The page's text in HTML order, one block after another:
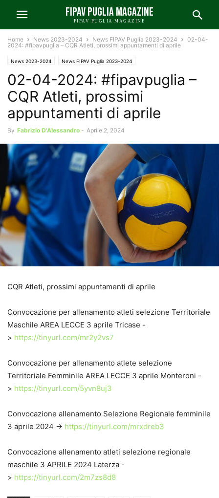
FIPAV PUGLIA MAGAZINE
FIPAV PUGLIA MAGAZINE
Home News 2023-2024 News FIPAV Puglia 2023-2024
02-04-
2024: #fipavpuglia – CQR Atleti, prossimi appuntamenti di aprile
News 2023-2024 News FIPAV Puglia 2023-2024
02-04-2024: #fipavpuglia –
CQR Atleti, prossimi
appuntamenti di aprile
By Fabrizio D'Alessandro - Aprile 2, 2024
CQR Atleti, prossimi appuntamenti di aprile
Convocazione per allenamento atleti selezione Territoriale
Maschile AREA LECCE 3 aprile Tricase -
> https://tinyurl.com/mr2y2vs7
Convocazione per allenamento atlete selezione
Territoriale Femminile AREA LECCE 3 aprile Monteroni -
> https://tinyurl.com/5yvn8uj3
Convocazione allenamento Selezione Regionale femminile
3 aprile 2024 -> https://tinyurl.com/mrxdreb3
Convocazione allenamento atleti selezione regionale
maschile 3 APRILE 2024 Laterza -
> https://tinyurl.com/2m7zs8d8